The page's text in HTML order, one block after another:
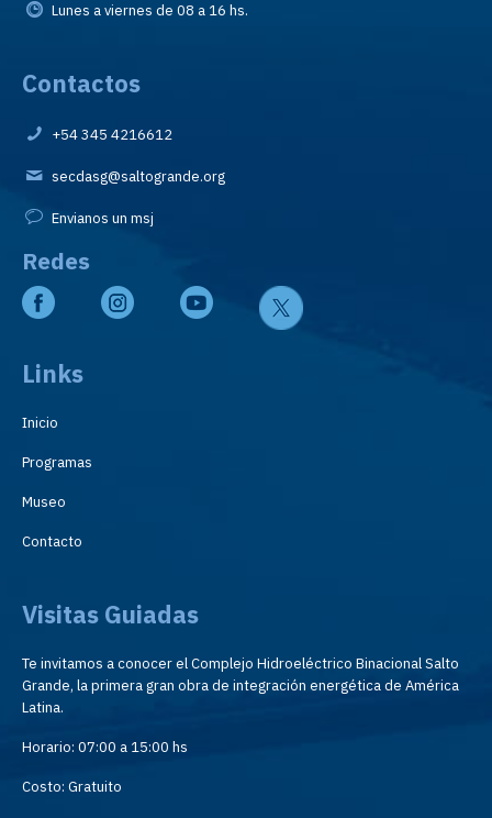
Lunes a viernes de 08 a 16 hs.
Contactos
+54 345 4216612
secdasg@saltogrande.org
Envianos un msj
Redes
Links
Inicio
Programas
Museo
Contacto
Visitas Guiadas
Te invitamos a conocer el Complejo Hidroeléctrico Binacional Salto
Grande, la primera gran obra de integración energética de América
Latina.
Horario: 07:00 a 15:00 hs
Costo: Gratuito